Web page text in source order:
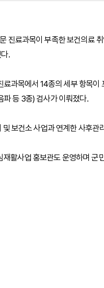
진료과목이 부족한 보건의료
.
과목에서 14종의 세부 항목이
파 등 3종) 검사가 이뤄졌다.
보건소 사업과 연계한 사후관
활사업 홍보관도 운영하며 군